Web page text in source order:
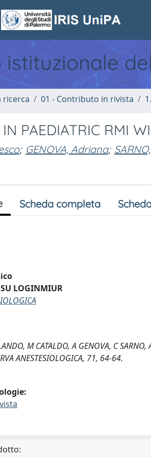
istituzionale
ricerca 01 - Contributo in rivista
PAEDIATRIC RMI
; GENOVA, Adriana;
Scheda completa
SU LOGINMIUR
M CATALDO, A GENOVA, C
ANESTESIOLOGICA, 71, 64-64.